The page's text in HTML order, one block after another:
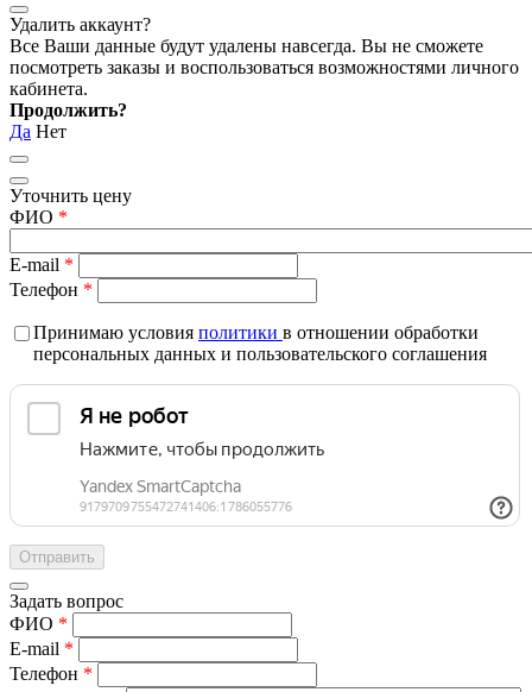
Удалить аккаунт?
Все Ваши данные будут удалены навсегда. Вы не сможете
посмотреть заказы и воспользоваться возможностями личного
кабинета.
Продолжить?
Да Нет
Уточнить цену
ФИО *
E-mail *
Телефон *
Принимаю условия политики в отношении обработки
персональных данных и пользовательского соглашения
Задать вопрос
ФИО *
E-mail *
Телефон *